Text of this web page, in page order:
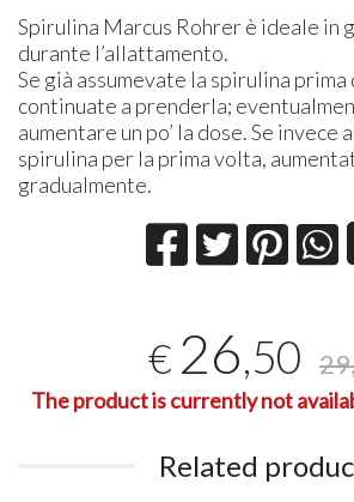
Spirulina Marcus Rohrer è ideale in
durante l’allattamento.
Se già assumevate la spirulina
continuate a prenderla;
aumentare un po’ la dose. Se invece
spirulina per la prima volta,
gradualmente.
€ 26,50
The product is currently not
Related